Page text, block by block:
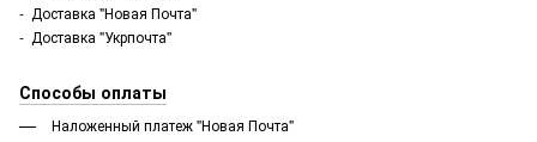
- Доставка "Новая Почта"
- Доставка "Укрпочта"
Способы оплаты
Наложенный платеж "Новая Почта"